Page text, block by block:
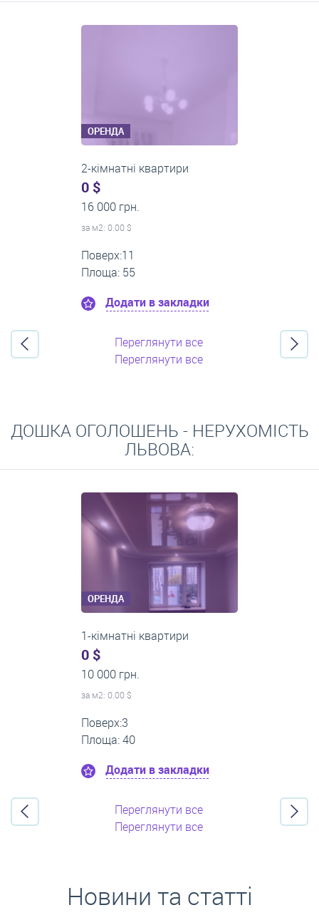
кімнат
ОРЕНДА
2-кімнатні квартири
0 $
14 000 грн.
за м2: 0.00 $
Поверх:5
Площа: 50
Додати в закладки
Переглянути все
Переглянути все
ДОШКА ОГОЛОШЕНЬ - НЕРУХОМІСТЬ
ЛЬВОВА:
ОРЕНДА
2-кімнатні квартири
0 $
16 000 грн.
за м2: 0.00 $
Поверх:11
Площа: 55
Додати в закладки
Переглянути все
Переглянути все
Новини та статті